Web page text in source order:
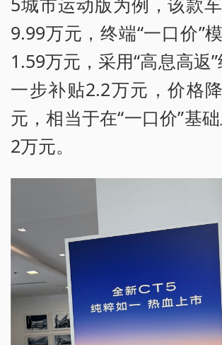
9.99万元，终端“一口价”
1.59万元，采用“高息高返
一步补贴2.2万元，价格
元，相当于在“一口价”基
2万元。